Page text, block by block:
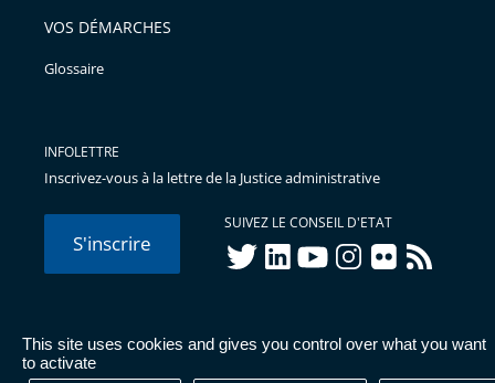
This site uses cookies and gives you control over what you want
to activate
VOS DÉMARCHES
Glossaire
INFOLETTRE
Inscrivez-vous à la lettre de la Justice administrative
S'inscrire
SUIVEZ LE CONSEIL D'ETAT
twitterlinkedInyoutubeinstagram
flickr rss
© Conseil d'État 2026 - Mentions légales
Données
personnelles-Publications administratives-Accessibilité :